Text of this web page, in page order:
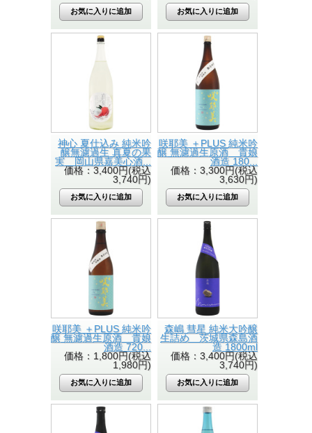
神心 夏仕込み 純米吟
醸無濾過生 真夏の果
実 岡山県嘉美心酒...
価格：3,400円(税込
3,740円)
咲耶美 ＋PLUS 純米吟
醸 無濾過生原酒 貴娘
酒造 180...
価格：3,300円(税込
3,630円)
咲耶美 ＋PLUS 純米吟
醸 無濾過生原酒 貴娘
酒造 720...
価格：1,800円(税込
1,980円)
森嶋 彗星 純米大吟醸
生詰め 茨城県森島酒
造 1800ml
価格：3,400円(税込
3,740円)